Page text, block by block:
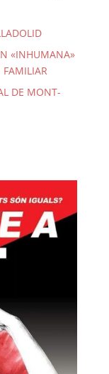
«INHUMANA»
FAMILIAR
DE MONT-